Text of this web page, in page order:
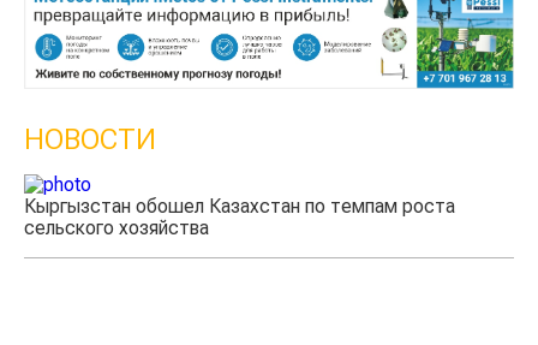
НОВОСТИ
Кыргызстан обошел Казахстан по темпам роста
сельского хозяйства